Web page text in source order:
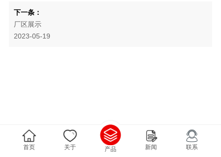
下一条：
厂区展示
2023-05-19
首页 关于 产品 新闻 联系